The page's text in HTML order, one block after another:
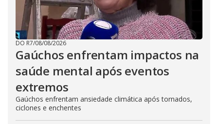
DO R7/08/08/2026
Gaúchos enfrentam impactos na
saúde mental após eventos
extremos
Gaúchos enfrentam ansiedade climática após tornados,
ciclones e enchentes